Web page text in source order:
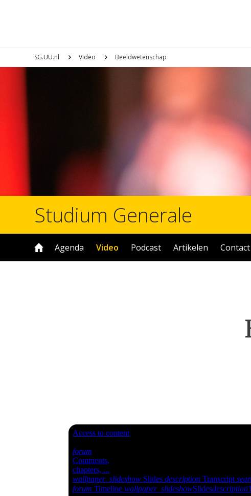
SG.UU.nl Video Beeldwetenschap
Studium Generale
Agenda Video Podcast Artikelen Contact